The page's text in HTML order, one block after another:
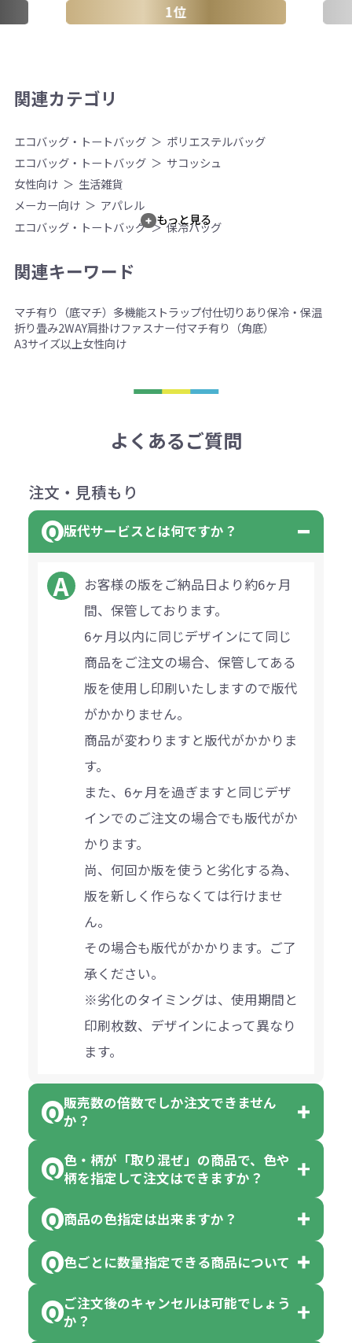
1位
関連カテゴリ
エコバッグ・トートバッグ
ポリエステルバッグ
エコバッグ・トートバッグ
サコッシュ
女性向け
生活雑貨
メーカー向け
アパレル
エコバッグ・トートバッグ
保冷バッグ
もっと見る
関連キーワード
マチ有り（底マチ） 多機能ストラップ付仕切りあり保冷・保温
折り畳み2WAY肩掛けファスナー付マチ有り（角底）
A3サイズ以上女性向け
よくあるご質問
注文・見積もり
版代サービスとは何ですか？
お客様の版をご納品日より約6ヶ月
間、保管しております。
6ヶ月以内に同じデザインにて同じ
商品をご注文の場合、保管してある
版を使用し印刷いたしますので版代
がかかりません。
商品が変わりますと版代がかかりま
す。
また、6ヶ月を過ぎますと同じデザ
インでのご注文の場合でも版代がか
かります。
尚、何回か版を使うと劣化する為、
版を新しく作らなくては行けませ
ん。
その場合も版代がかかります。ご了
承ください。
※劣化のタイミングは、使用期間と
印刷枚数、デザインによって異なり
ます。
販売数の倍数でしか注文できません
か？
一部商品（※）を除き、注文可能数
です。
個、20個と10個単位でのご注文とな
ります。
【例】注文可能数が100個の場合
色・柄が「取り混ぜ」の商品で、色や
柄を指定して注文はできますか？
「色・柄 取り混ぜ」のラベルがつい
ている商品は、色指定不可となって
ん。
商品の色指定は出来ますか？
色指定できる商品もございますが商
品の詳細に「色・柄 取り混ぜ」のラ
ベルや商品画像に「〇色取混ぜ」な
色ごとに数量指定できる商品について
「選べる本体色」のラベルが付いて
ご注文後のキャンセルは可能でしょう
か？